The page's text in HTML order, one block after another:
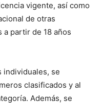
vigente, así como
de otras
partir de 18 años
individuales, se
clasificados y al
Además, se